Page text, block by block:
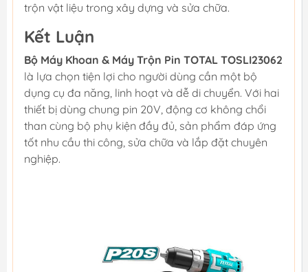
trộn vật liệu trong xây dựng và sửa chữa.
Kết Luận
Bộ Máy Khoan & Máy Trộn Pin TOTAL TOSLI23062
là lựa chọn tiện lợi cho người dùng cần một bộ
dụng cụ đa năng, linh hoạt và dễ di chuyển. Với hai
thiết bị dùng chung pin 20V, động cơ không chổi
than cùng bộ phụ kiện đầy đủ, sản phẩm đáp ứng
tốt nhu cầu thi công, sửa chữa và lắp đặt chuyên
nghiệp.